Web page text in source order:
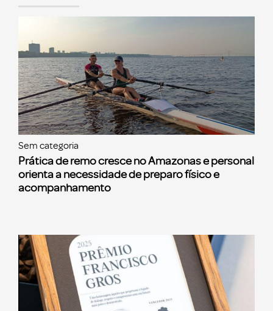
Sem categoria
Prática de remo cresce no Amazonas e personal
orienta a necessidade de preparo físico e
acompanhamento